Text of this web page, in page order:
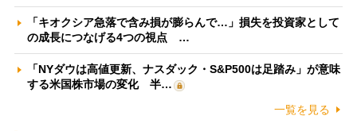
「キオクシア急落で含み損が膨らんで…」損失を投資家として
の成長につなげる4つの視点 …
「NYダウは高値更新、ナスダック・S&P500は足踏み」が意味
する米国株市場の変化 半…
一覧を見る